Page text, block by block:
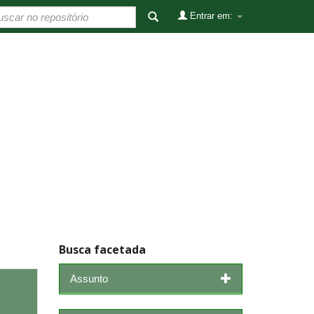
Entrar em:
Busca facetada
Assunto